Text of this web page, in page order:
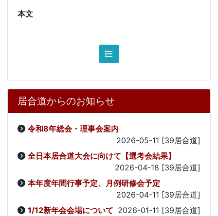
本文
居合道からのお知らせ
令和8年総会・理事会案内
2026-05-11 [39居合道]
全日本居合道大会に向けて【選考会結果】
2026-04-18 [39居合道]
本年度年間行事予定、月例研修会予定
2026-04-11 [39居合道]
1/12新年会会場について 2026-01-11 [39居合道]